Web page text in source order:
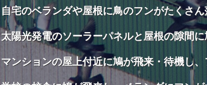
自宅のベランダや屋根に鳥のフンがたくさ
太陽光発電のソーラーパネルと屋根の隙間
マンションの屋上付近に鳩が飛来・待機し